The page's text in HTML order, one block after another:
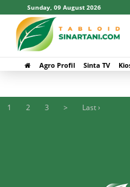
Sunday, 09 August 2026
Agro Profil Sinta TV
# PPVTPP
1 2 3 > Last ›